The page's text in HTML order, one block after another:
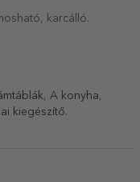
karcálló.
A konyha
kiegészítő.